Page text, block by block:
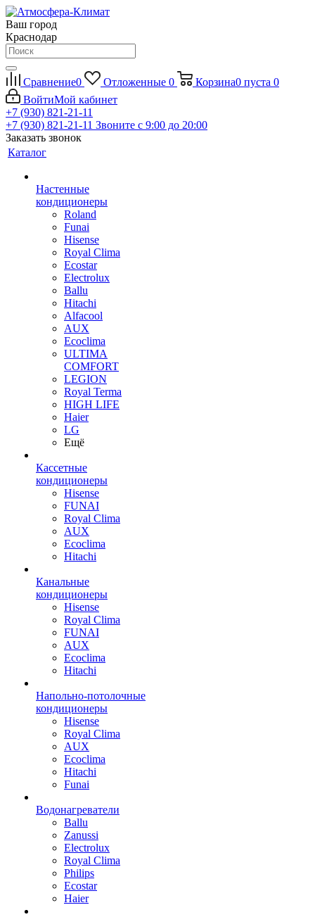
Ваш город
Краснодар
Сравнение0 Отложенные 0 Корзина0 пуста 0
ВойтиМой кабинет
+7 (930) 821-21-11
+7 (930) 821-21-11 Звоните с 9:00 до 20:00
Заказать звонок
Каталог
Настенные
кондиционеры
Roland
Funai
Hisense
Royal Clima
Ecostar
Electrolux
Ballu
Hitachi
Alfacool
AUX
Ecoclima
ULTIMA
COMFORT
LEGION
Royal Terma
HIGH LIFE
Haier
LG
Ещё
Кассетные
кондиционеры
Hisense
FUNAI
Royal Clima
AUX
Ecoclima
Hitachi
Канальные
кондиционеры
Hisense
Royal Clima
FUNAI
AUX
Ecoclima
Hitachi
Напольно-потолочные
кондиционеры
Hisense
Royal Clima
AUX
Ecoclima
Hitachi
Funai
Водонагреватели
Ballu
Zanussi
Electrolux
Royal Clima
Philips
Ecostar
Haier